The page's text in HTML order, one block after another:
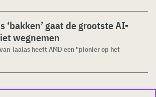
‘bakken’ gaat de grootste AI-
wegnemen
Taalas heeft AMD een "pionier op het